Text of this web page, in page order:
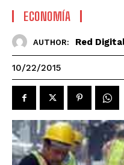
ECONOMÍA
AUTHOR: Red
10/22/2015